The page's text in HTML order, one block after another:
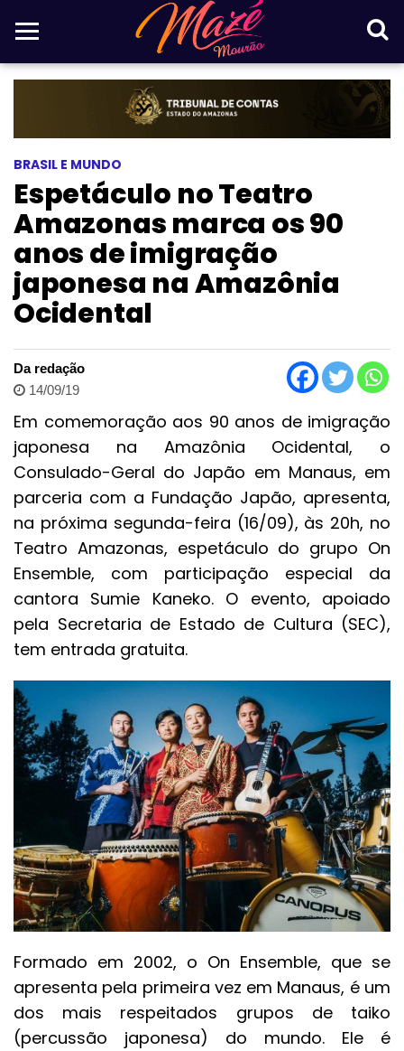
BRASIL E MUNDO
Espetáculo no Teatro
Amazonas marca os 90
anos de imigração
japonesa na Amazônia
Ocidental
Da redação
14/09/19
Em comemoração aos 90 anos de imigração
japonesa na Amazônia Ocidental, o
Consulado-Geral do Japão em Manaus, em
parceria com a Fundação Japão, apresenta,
na próxima segunda-feira (16/09), às 20h, no
Teatro Amazonas, espetáculo do grupo On
Ensemble, com participação especial da
cantora Sumie Kaneko. O evento, apoiado
pela Secretaria de Estado de Cultura (SEC),
tem entrada gratuita.
Formado em 2002, o On Ensemble, que se
apresenta pela primeira vez em Manaus, é um
dos mais respeitados grupos de taiko
(percussão japonesa) do mundo. Ele é